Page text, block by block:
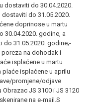
dostaviti do 30.04.2020.
do 31.05.2020.
doprinose u martu
30.04.2020. godine, a
do 31.05.2020. godine;-
na dohodak i
isplaćene u martu
isplaćene u aprilu
promjene/odjave
JS 3100 i JS 3120
na e-mail.S